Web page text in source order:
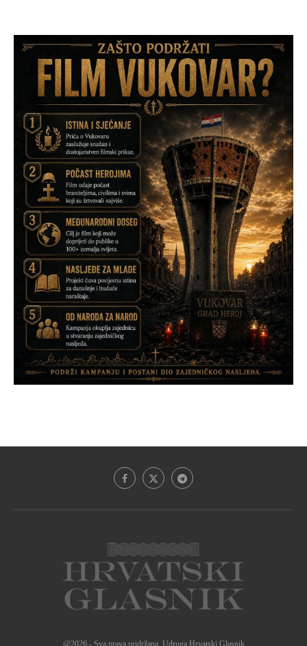
@2026 - Sva prava pridržana. Udruga Hrvatski Glasnik